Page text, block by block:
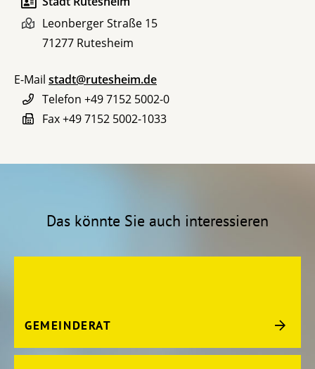
Leonberger Straße 15
71277 Rutesheim
E-Mail stadt@rutesheim.de
Telefon +49 7152 5002-0
Fax+49 7152 5002-1033
Das könnte Sie auch interessieren
GEMEINDERAT